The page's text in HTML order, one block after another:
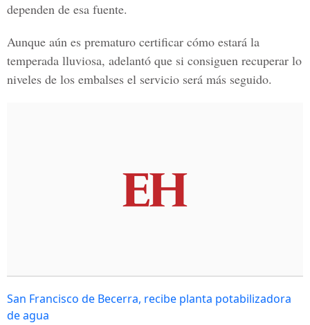
dependen de esa fuente.
Aunque aún es prematuro certificar cómo estará la
temperada lluviosa, adelantó que si consiguen recuperar lo
niveles de los embalses el servicio será más seguido.
San Francisco de Becerra, recibe planta potabilizadora
de agua